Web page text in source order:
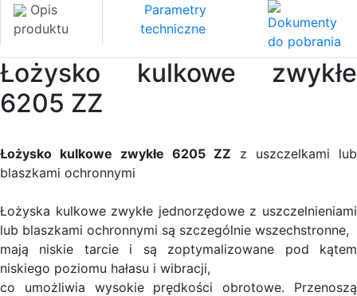
Opis
produktu
Parametry
techniczne
Dokumenty
do pobrania
Łożysko kulkowe zwykłe
6205 ZZ
Łożysko kulkowe zwykłe 6205 ZZ z uszczelkami lub
blaszkami ochronnymi
Łożyska kulkowe zwykłe jednorzędowe z uszczelnieniami
lub blaszkami ochronnymi są szczególnie wszechstronne,
mają niskie tarcie i są zoptymalizowane pod kątem
niskiego poziomu hałasu i wibracji,
co umożliwia wysokie prędkości obrotowe. Przenoszą